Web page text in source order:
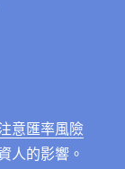
意匯率風險
人的影響。